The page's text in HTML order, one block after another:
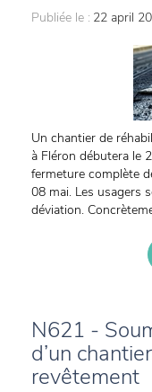
Publiée le : 22 april
Un chantier de
à Fléron débutera le
fermeture complète
08 mai. Les usagers
déviation.
N621 -
d’un
revêtement